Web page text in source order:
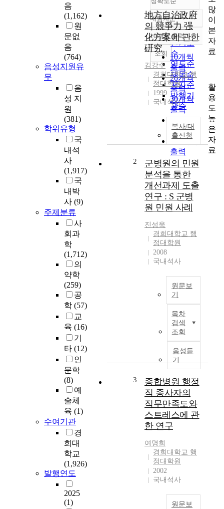
음
(1,162)
원
문없
음
(764)
음성지원유
무
음
성 지
원
(381)
학위유형
국
내석
사
(1,917)
국
내박
사 (9)
주제분류
사
회과
학
(1,712)
의
약학
(259)
공
학 (57)
교
육 (16)
기
타 (12)
인
문학
(8)
예
술체
육 (1)
수여기관
경
희대
학교
(1,926)
발행연도
2025
(1)
정확도
순
인기도
순
연도순
제목순
저자순
발행기
관순
내림차순
내림차순
10개씩 출력
10개씩
출력
20개씩
출력
30개씩
출력
출력
100개씩
출력
조회
地方自治政府
의 競爭力 强
化方案에 관한
硏究
김강수
경희대학교 행
정대학원
1999
국내석사
복사/대
출신청
2
군병원의 민원
분석을 통한
개선과제 도출
연구 : S 군병
원 민원 사례
진성욱
경희대학교 행
정대학원
2008
국내석사
원문보
기
목차
검색
조회
음성듣
기
3
종합병원 행정
직 종사자의
직무만족도와
스트레스에 관
한 연구
여명희
경희대학교 행
정대학원
2002
국내석사
원문보
많
이
본
자
료
활
용
도
높
은
자
료